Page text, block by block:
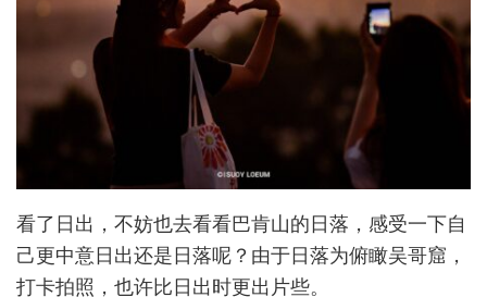
看了日出，不妨也去看看巴肯山的日落，感受一下自
己更中意日出还是日落呢？由于日落为俯瞰吴哥窟，
打卡拍照，也许比日出时更出片些。